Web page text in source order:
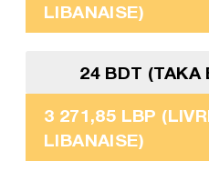
LIBANAISE)
24 BDT (TAKA
3 271,85 LBP
LIBANAISE)